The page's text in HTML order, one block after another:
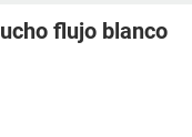
flujo blanco